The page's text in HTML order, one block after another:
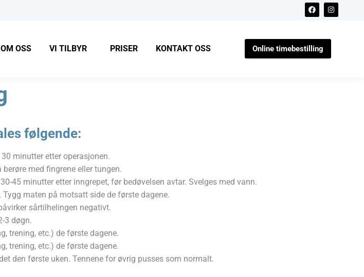
OM OSS VI TILBYR PRISER KONTAKT OSS Online timebestilling
følgende:
minutter etter operasjonen.
med fingrene eller tungen.
45 minutter etter inngrepet, før bedøvelsen avtar. Svelges med vann.
maten på motsatt side de første dagene.
sårtilhelingen negativt.
3 døgn.
trening, etc.) de første dagene.
trening, etc.) de første dagene.
den første uken. Tennene for øvrig pusses som normalt.